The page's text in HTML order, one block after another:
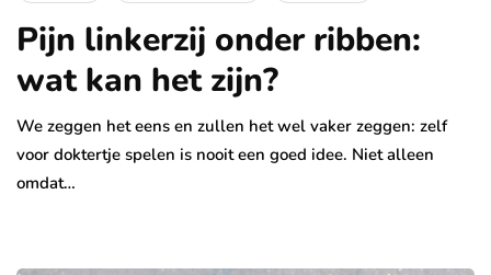
Pijn linkerzij onder ribben:
wat kan het zijn?
We zeggen het eens en zullen het wel vaker zeggen: zelf
voor doktertje spelen is nooit een goed idee. Niet alleen
omdat…